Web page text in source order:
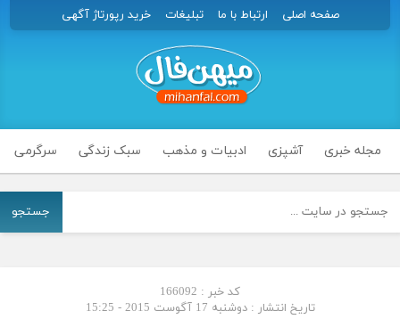
صفحه اصلی ارتباط با ما تبلیغات خرید رپورتاژ آگهی
مجله خبری آشپزی ادبیات و مذهب سبک زندگی سرگرمی
جستجو
کد خبر : 166092
تاریخ انتشار : دوشنبه 17 آگوست 2015 - 15:25